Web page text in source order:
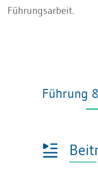
Führungsarbeit.
Führung